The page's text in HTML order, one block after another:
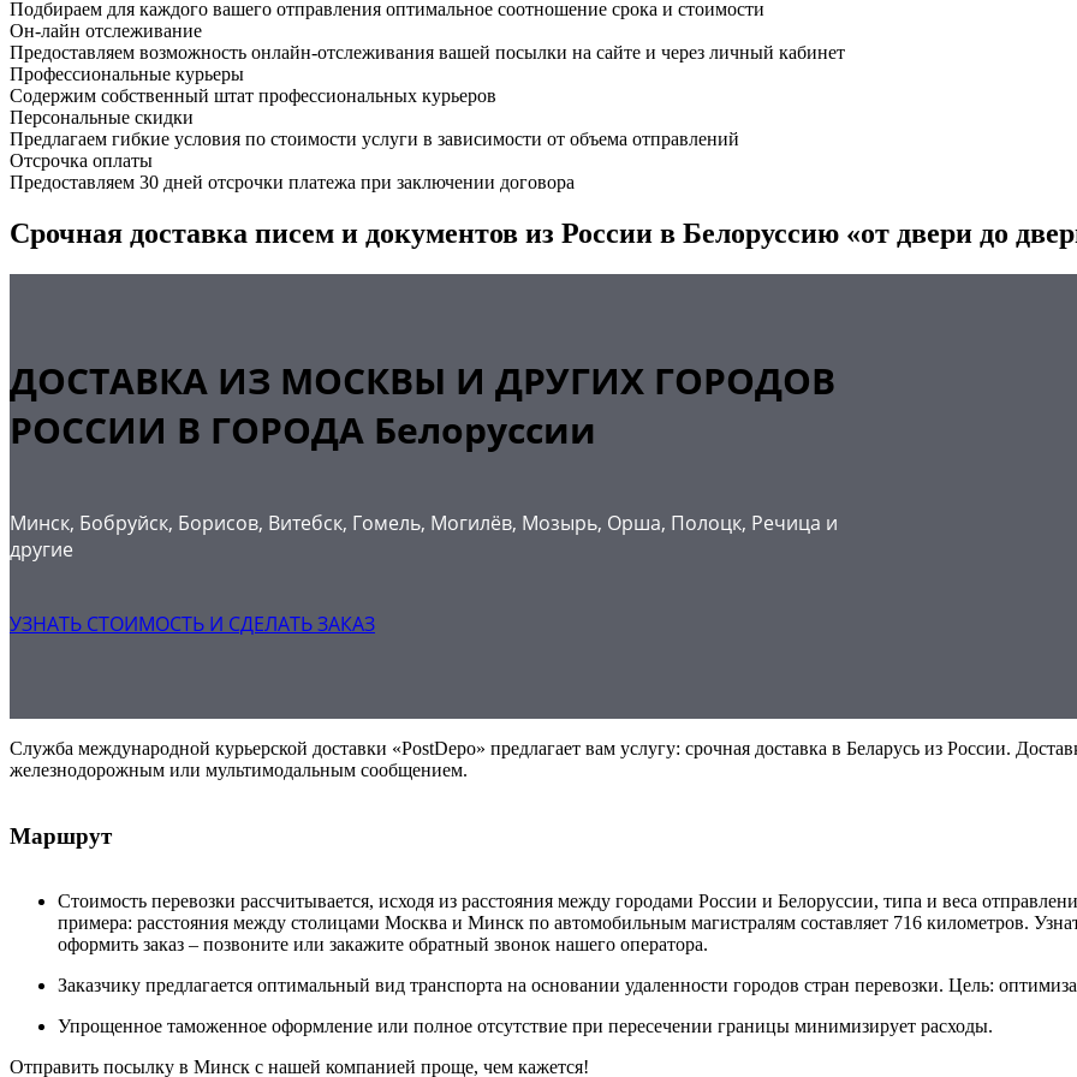
Подбираем для каждого вашего отправления оптимальное соотношение срока и стоимости
Он-лайн отслеживание
Предоставляем возможность онлайн-отслеживания вашей посылки на сайте и через личный кабинет
Профессиональные курьеры
Содержим собственный штат профессиональных курьеров
Персональные скидки
Предлагаем гибкие условия по стоимости услуги в зависимости от объема отправлений
Отсрочка оплаты
Предоставляем 30 дней отсрочки платежа при заключении договора
Срочная доставка писем и документов из России в Белоруссию «от двери до
ДОСТАВКА ИЗ МОСКВЫ И ДРУГИХ ГОРОДОВ
РОССИИ В ГОРОДА Белоруссии
Минск, Бобруйск, Борисов, Витебск, Гомель, Могилёв, Мозырь, Орша, Полоцк, Речица и
другие
УЗНАТЬ СТОИМОСТЬ И СДЕЛАТЬ ЗАКАЗ
Служба международной курьерской доставки «PostDepo» предлагает вам услугу: срочная доставка в Беларусь из России.
железнодорожным или мультимодальным сообщением.
Маршрут
Стоимость перевозки рассчитывается, исходя из расстояния между городами России и Белоруссии, типа и веса
примера: расстояния между столицами Москва и Минск по автомобильным магистралям составляет 716 километров.
оформить заказ – позвоните или закажите обратный звонок нашего оператора.
Заказчику предлагается оптимальный вид транспорта на основании удаленности городов стран перевозки. Цель:
Упрощенное таможенное оформление или полное отсутствие при пересечении границы минимизирует расходы.
Отправить посылку в Минск с нашей компанией проще, чем кажется!